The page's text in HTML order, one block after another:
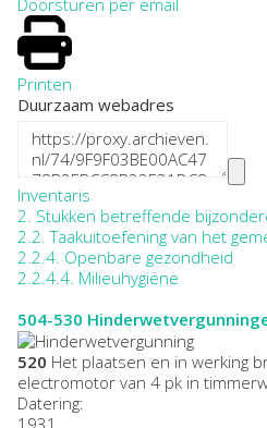
Printen
Duurzaam webadres
Inventaris
2. Stukken betreffende
2.2. Taakuitoefening van het
2.2.4. Openbare gezondheid
2.2.4.4. Milieuhygiëne
504-530
520 Het plaatsen en in werking
electromotor van 4 pk in
Datering: